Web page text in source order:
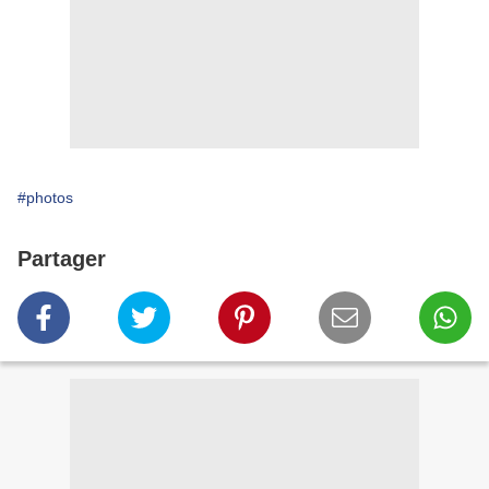
#photos
Partager